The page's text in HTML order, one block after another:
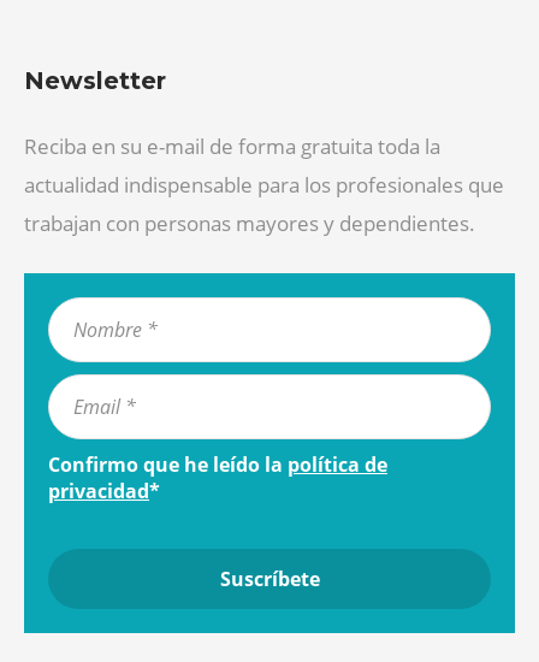
Newsletter
Reciba en su e-mail de forma gratuita toda la
actualidad indispensable para los profesionales que
trabajan con personas mayores y dependientes.
Confirmo que he leído la política de
privacidad*